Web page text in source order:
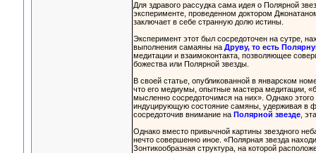
Для здравого рассудка сама идея о Полярной
эксперименте, проведенном доктором
заключает в себе странную долю истины.
Эксперимент этот был сосредоточен на сутре,
выполнения самаяны на Друву, то есть
медитации и взаимоконтакта, позволяющее
божества или Полярной звезды.
В своей статье, опубликованной в январском
что его медиумы, опытные мастера медитации,
мысленно сосредоточимся на них». Однако
индуцирующую состояние самяны, удерживая в
сосредоточив внимание на Полярной звезде,
Однако вместо привычной картины звездного
нечто совершенно иное. «Полярная звезда
Зонтикообразная структура, на которой